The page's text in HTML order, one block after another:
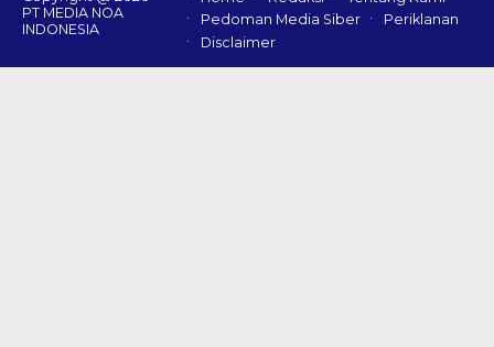
PT MEDIA NOA
INDONESIA
Pedoman Media Siber
Periklanan
Disclaimer